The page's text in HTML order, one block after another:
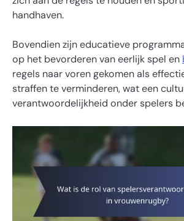
handhaven.
Bovendien zijn educatieve
op het bevorderen van eerlijk spel en
regels naar voren gekomen als
straffen te verminderen, wat een
verantwoordelijkheid onder spelers